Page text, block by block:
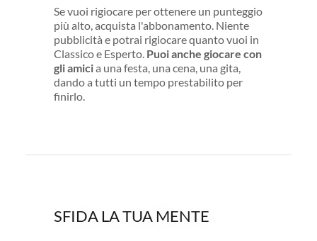
Se vuoi rigiocare per ottenere un punteggio
più alto, acquista l'abbonamento. Niente
pubblicità e potrai rigiocare quanto vuoi in
Classico e Esperto. Puoi anche giocare con
gli amicia una festa, una cena, una gita,
dando a tutti un tempo prestabilito per
finirlo.
SFIDA LA TUA MENTE